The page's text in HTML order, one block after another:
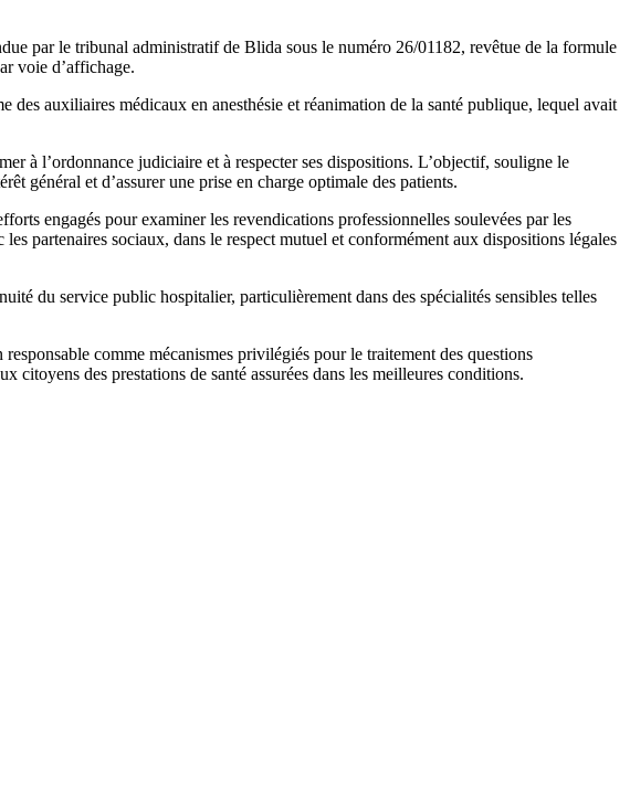
par le tribunal administratif de Blida sous le numéro 26/01182, revêtue de la formule
voie d’affichage.
auxiliaires médicaux en anesthésie et réanimation de la santé publique, lequel avait
à l’ordonnance judiciaire et à respecter ses dispositions. L’objectif, souligne le
général et d’assurer une prise en charge optimale des patients.
engagés pour examiner les revendications professionnelles soulevées par les
partenaires sociaux, dans le respect mutuel et conformément aux dispositions légales
du service public hospitalier, particulièrement dans des spécialités sensibles telles
comme mécanismes privilégiés pour le traitement des questions
citoyens des prestations de santé assurées dans les meilleures conditions.